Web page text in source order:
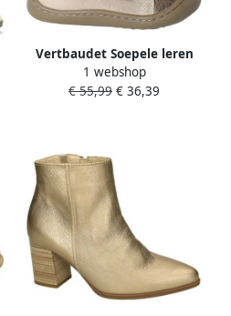
Vertbaudet Soepele leren
laarsjes voor de eerste
stapjes van baby's
1 webshop
€ 55,99 € 36,39